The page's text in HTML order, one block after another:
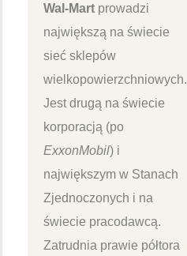
Wal-Mart prowadzi
największą na świecie
sieć sklepów
wielkopowierzchniowych.
Jest drugą na świecie
korporacją (po
ExxonMobil) i
największym w Stanach
Zjednoczonych i na
świecie pracodawcą.
Zatrudnia prawie półtora